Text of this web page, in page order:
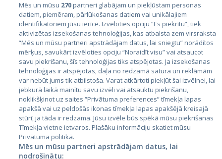
Страны
Эстония
Латвия
Литва
Mēs un mūsu 270partneri glabājam un piekļūstam personas
datiem, piemēram, pārlūkošanas datiem vai unikālajiem
identifikatoriem jūsu ierīcē. Izvēloties opciju “Es piekrītu”, tiek
aktivizētas izsekošanas tehnoloģijas, kas atbalsta zem virsraksta
“Mēs un mūsu partneri apstrādājam datus, lai sniegtu” norādītos
mērķus, savukārt izvēloties opciju “Noraidīt visu” vai atsaucot
savu piekrišanu, šīs tehnoloģijas tiks atspējotas. Ja izsekošanas
tehnoloģijas ir atspējotas, daļa no redzamā satura un reklāmām
var nebūt jums tik atbilstoša. Varat atkārtoti piekļūt šai izvēlnei, lai
jebkurā laikā mainītu savu izvēli vai atsauktu piekrišanu,
noklikšķinot uz saites “Privātuma preferences” tīmekļa lapas
apakšā vai uz peldošās ikonas tīmekļa lapas apakšējā kreisajā
stūrī, ja tāda ir redzama. Jūsu izvēle būs spēkā mūsu piekrišanas
Tīmekļa vietne ietvaros. Plašāku informāciju skatiet mūsu
Privātuma politikā.
Mēs un mūsu partneri apstrādājam datus, lai
nodrošinātu: